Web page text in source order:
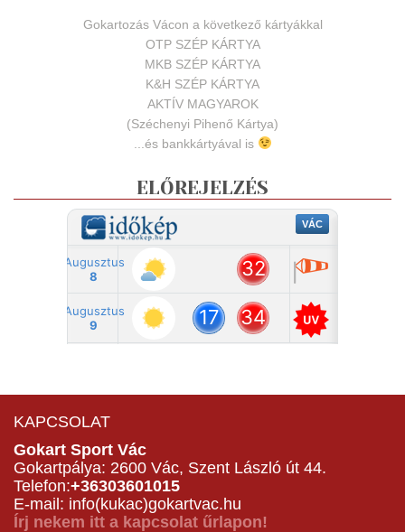
Gokartozás Vácon a következő kártyákkal
OTP SZÉP KÁRTYA
MKB SZÉP KÁRTYA
K&H SZÉP KÁRTYA
AKTÍV MAGYAROK
(Széchenyi Pihenő Kártya)
...és bankkártyával is
ELŐREJELZÉS
KAPCSOLAT
Gokart Sport Vác
Gokartpálya: 2600 Vác, Szent László út 44.
Telefon:+36303601015
E-mail: info(kukac)gokartvac.hu
Írj nekem itt a kapcsolat űrlapon!